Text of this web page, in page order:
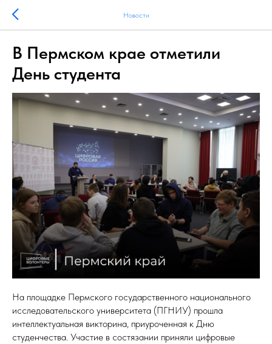
Новости
В Пермском крае отметили
День студента
На площадке Пермского государственного национального
исследовательского университета (ПГНИУ) прошла
интеллектуальная викторина, приуроченная к Дню
студенчества. Участие в состязании приняли цифровые